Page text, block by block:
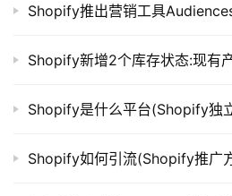
Shopify推出营销工具
Shopify新增2个库存状态:现有
Shopify是什么平台(Shopify独
Shopify如何引流(Shopify推广